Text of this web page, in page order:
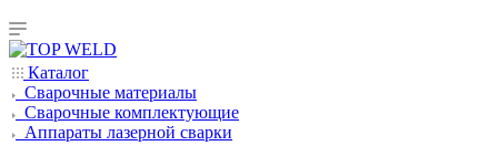
Каталог
Сварочные материалы
Сварочные комплектующие
Аппараты лазерной сварки